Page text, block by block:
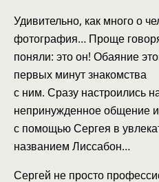
Удивительно, как много о
фотография… Проще
поняли: это он! Обаяние
первых минут знакомства
с ним. Сразу настроились
непринужденное общение
с помощью Сергея в
названием Лиссабон…
Сергей не просто